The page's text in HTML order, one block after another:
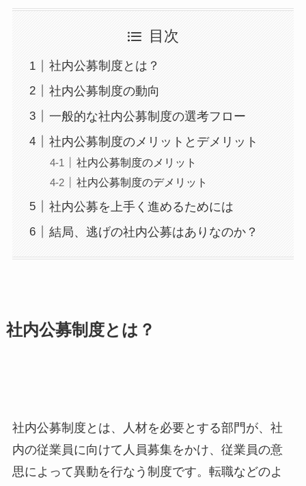
目次
社内公募制度とは？
社内公募制度の動向
一般的な社内公募制度の選考フロー
社内公募制度のメリットとデメリット
社内公募制度のメリット
社内公募制度のデメリット
社内公募を上手く進めるためには
結局、逃げの社内公募はありなのか？
社内公募制度とは？
社内公募制度とは、人材を必要とする部門が、社
内の従業員に向けて人員募集をかけ、従業員の意
思によって異動を行なう制度です。転職などのよ